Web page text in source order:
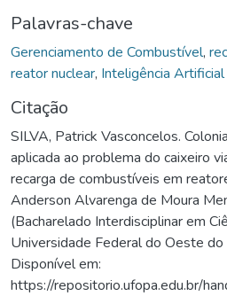
Palavras-chave
Gerenciamento de Combustível,
reator nuclear, Inteligência Artificial
Citação
SILVA, Patrick Vasconcelos.
aplicada ao problema do caixeiro
recarga de combustíveis em
Anderson Alvarenga de Moura
(Bacharelado Interdisciplinar em
Universidade Federal do Oeste
Disponível em:
https://repositorio.ufopa.edu.br/